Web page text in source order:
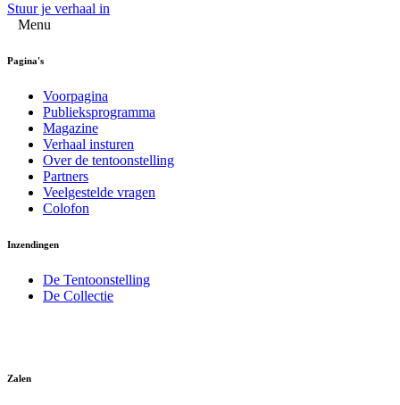
Stuur je verhaal in
Menu
Pagina's
Voorpagina
Publieksprogramma
Magazine
Verhaal insturen
Over de tentoonstelling
Partners
Veelgestelde vragen
Colofon
Inzendingen
De Tentoonstelling
De Collectie
Zalen